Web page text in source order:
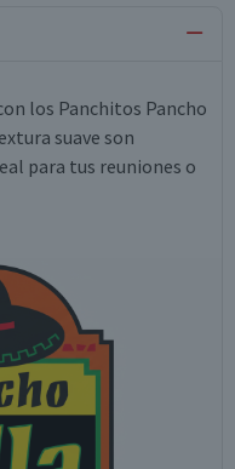
los Panchitos Pancho
suave son
para tus reuniones o